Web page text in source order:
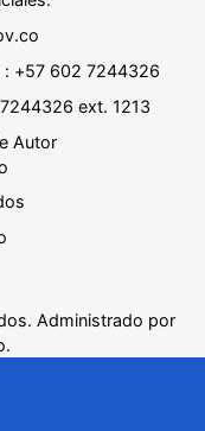
: +57 602 7244326
ext. 1213
Autor
Administrado por